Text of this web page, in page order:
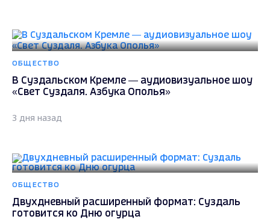
ОБЩЕСТВО
В Суздальском Кремле — аудиовизуальное шоу
«Свет Суздаля. Азбука Ополья»
3 дня назад
ОБЩЕСТВО
Двухдневный расширенный формат: Суздаль
готовится ко Дню огурца